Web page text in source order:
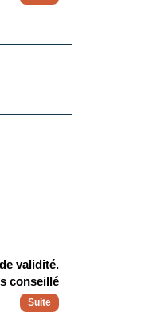
retour.
validité.
conseillé
il est